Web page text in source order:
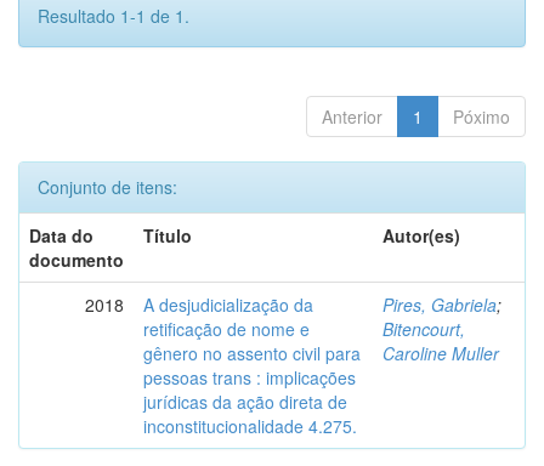
Resultado 1-1 de 1.
Anterior 1 Póximo
Conjunto de itens:
Data do
documento
Título Autor(es)
2018
A desjudicialização da
retificação de nome e
gênero no assento civil para
pessoas trans : implicações
jurídicas da ação direta de
inconstitucionalidade 4.275.
Pires, Gabriela;
Bitencourt,
Caroline Muller